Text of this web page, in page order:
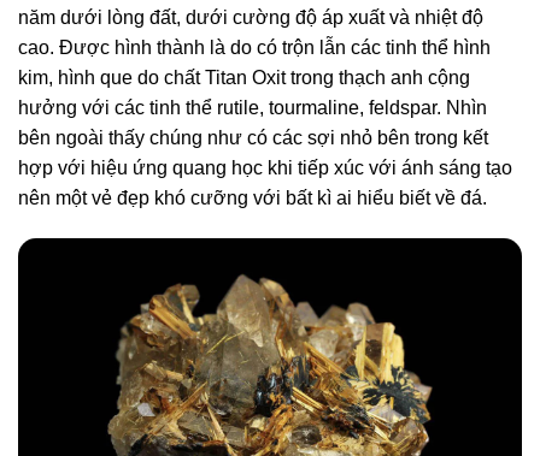
năm dưới lòng đất, dưới cường độ áp xuất và nhiệt độ
cao. Được hình thành là do có trộn lẫn các tinh thể hình
kim, hình que do chất Titan Oxit trong thạch anh cộng
hưởng với các tinh thể rutile, tourmaline, feldspar. Nhìn
bên ngoài thấy chúng như có các sợi nhỏ bên trong kết
hợp với hiệu ứng quang học khi tiếp xúc với ánh sáng tạo
nên một vẻ đẹp khó cưỡng với bất kì ai hiểu biết về đá.